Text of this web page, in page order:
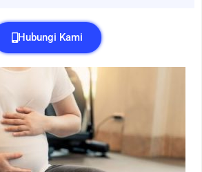
Hubungi Kami